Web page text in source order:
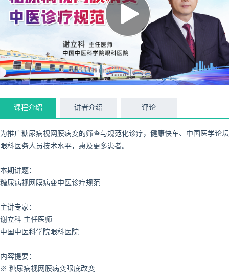
课程介绍 讲者介绍 评论
为推广糖尿病视网膜病变的筛查与规范化诊疗，健康快车、中国医学论
眼科医务人员技术水平，惠及更多患者。
本期讲题：
糖尿病视网膜病变中医诊疗规范
主讲专家：
谢立科 主任医师
中国中医科学院眼科医院
内容提要：
※ 糖尿病视网膜病变眼底改变